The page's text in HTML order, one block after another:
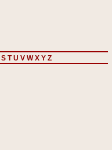
S TU V WX Y Z